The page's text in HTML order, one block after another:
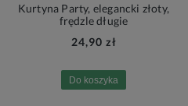
Kurtyna Party, elegancki złoty,
frędzle długie
24,90 zł
Do koszyka